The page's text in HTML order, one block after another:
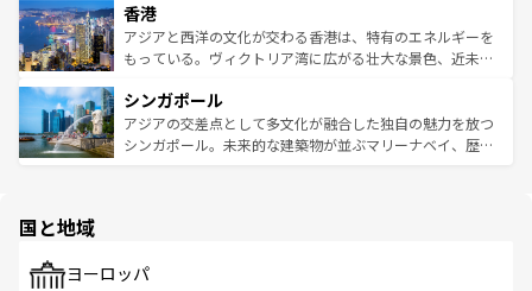
とつ。フォーやバインミー、ベトナムコーヒーなどは、ぜ
ひ現地で味わいたい。どの地域を訪れてもあたたかい人々
が旅行者を迎えてくれるので、きっと忘れられない旅にな
参照してほしい。
の活気が交差している。北部ではチェンマイなどの山岳地
帯で自然と触れ合い、南部ではプーケットやクラビの美し
いビーチでリゾート気分を楽しむことができる。タイ料理
激する。気候は一年中温暖で、どの季節にも異なる楽しみ
が待っている。親しみやすいタイの人々、仏教を中心とし
た文化、そして多様な観光資源が、訪れる旅人を魅了し続
香港
アジアと西洋の文化が交わる香港は、特有のエネルギーを
もっている。ヴィクトリア湾に広がる壮大な景色、近未来
み、どこを訪れても感動するはず。観光スポットが密集し
ており、効率よく見どころを回れるのも魅力。息をのむよ
うな絶景から文化的な体験まで、香港を存分に楽しみ尽く
シンガポール
アジアの交差点として多文化が融合した独自の魅力を放つ
シンガポール。未来的な建築物が並ぶマリーナベイ、歴史
で、ホーカーズは地元の風情を楽しめる外せないスポット
国と地域
ヨーロッパ